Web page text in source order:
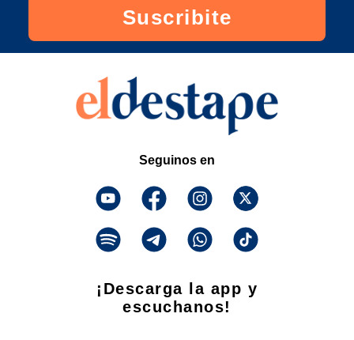
Suscribite
Seguinos en
¡Descarga la app y
escuchanos!